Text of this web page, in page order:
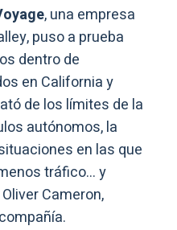
, una empresa
puso a prueba
dentro de
en California y
de los límites de la
autónomos, la
en las que
tráfico… y
Cameron,